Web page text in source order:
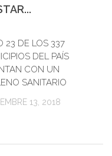
23 DE LOS 337
DEL PAÍS
CON UN
SANITARIO
13, 2018